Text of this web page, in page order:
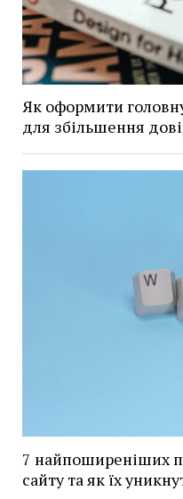
Як оформити
для збільшення
7 найпоширеніших
сайту та як їх